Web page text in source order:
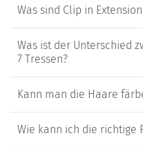
Was sind Clip in
Was ist der Unterschied
7 Tressen?
Kann man die Haare
Wie kann ich die richtige